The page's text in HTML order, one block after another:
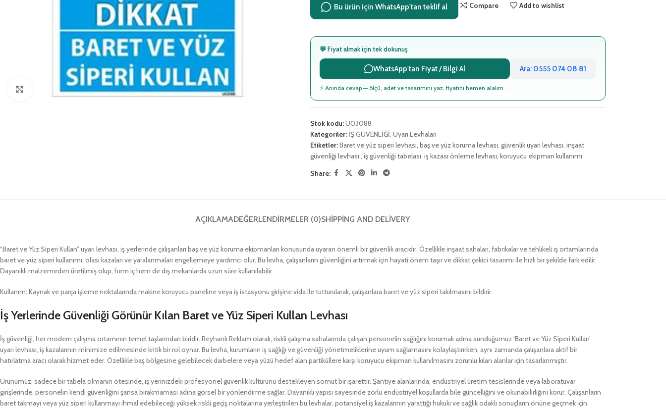
Click to enlarge
Bu ürün için WhatsApp'tan teklif al Compare Add to wishlist
💬 Fiyat almak için tek dokunuş
WhatsApp'tan Fiyat / Bilgi Al Ara: 0555 074 08 81
⚡ Anında cevap — ölçü, adet ve tasarımını yaz, fiyatını hemen alalım.
Stok kodu:U03088
Kategoriler: İŞ GÜVENLİĞİ, Uyarı Levhaları
Etiketler:Baret ve yüz siperi levhası, baş ve yüz koruma levhası, güvenlik uyarı levhası, inşaat
güvenliği levhası., iş güvenliği tabelası, iş kazası önleme levhası, koruyucu ekipman kullanımı
Share:
AÇIKLAMADEĞERLENDIRMELER (0)SHIPPING AND DELIVERY
“Baret ve Yüz Siperi Kullan” uyarı levhası, iş yerlerinde çalışanları baş ve yüz koruma ekipmanları konusunda uyaran önemli bir güvenlik aracıdır. Özellikle inşaat sahaları, fabrikalar ve tehlikeli iş ortamlarında
baret ve yüz siperi kullanımı, olası kazaları ve yaralanmaları engellemeye yardımcı olur. Bu levha, çalışanların güvenliğini artırmak için hayati önem taşır ve dikkat çekici tasarımı ile hızlı bir şekilde fark edilir.
Dayanıklı malzemeden üretilmiş olup, hem iç hem de dış mekanlarda uzun süre kullanılabilir.
Kullanım: Kaynak ve parça işleme noktalarında makine koruyucu paneline veya iş istasyonu girişine vida ile tutturularak, çalışanlara baret ve yüz siperi takılmasını bildirir.
İş Yerlerinde Güvenliği Görünür Kılan Baret ve Yüz Siperi Kullan Levhası
İş güvenliği, her modern çalışma ortamının temel taşlarından biridir. Reyhanlı Reklam olarak, riskli çalışma sahalarında çalışan personelin sağlığını korumak adına sunduğumuz ‘Baret ve Yüz Siperi Kullan’
uyarı levhası, iş kazalarının minimize edilmesinde kritik bir rol oynar. Bu levha, kurumların iş sağlığı ve güvenliği yönetmeliklerine uyum sağlamasını kolaylaştırırken, aynı zamanda çalışanlara aktif bir
hatırlatma aracı olarak hizmet eder. Özellikle baş bölgesine gelebilecek darbelere veya yüzü hedef alan partiküllere karşı koruyucu ekipman kullanılmasını zorunlu kılan alanlar için tasarlanmıştır.
Ürünümüz, sadece bir tabela olmanın ötesinde, iş yerinizdeki profesyonel güvenlik kültürünü destekleyen somut bir işarettir. Şantiye alanlarında, endüstriyel üretim tesislerinde veya laboratuvar
girişlerinde, personelin kendi güvenliğini şansa bırakmaması adına görsel bir yönlendirme sağlar. Dayanıklı yapısı sayesinde zorlu endüstriyel koşullarda bile güncelliğini ve okunabilirliğini korur. Çalışanların
baret takmayı veya yüz siperi kullanmayı ihmal edebileceği yüksek riskli geçiş noktalarına yerleştirilen bu levhalar, potansiyel iş kazalarının yarattığı hukuki ve sağlık odaklı sonuçların önüne geçmek için